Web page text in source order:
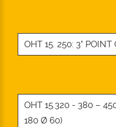
OHT 15. 250: 3°
OHT 15.320 - 380 –
180 Ø 60)